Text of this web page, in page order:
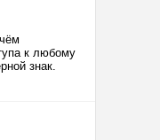
к любому
знак.